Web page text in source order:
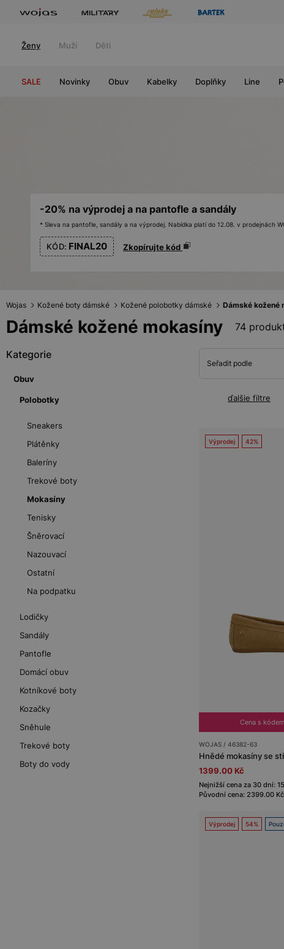
Ženy Muži Děti
SALE Novinky Obuv Kabelky Doplňky Line
-20% na výprodej a na pantofle a sandály
* Sleva na pantofle, sandály a na výprodej. Nabídka platí do 12.08. v prodejnách
KÓD: FINAL20 Zkopírujte kód
Wojas Kožené boty dámské Kožené polobotky dámské Dámské kožené
Dámské kožené mokasíny 74
Kategorie
Obuv
Polobotky
Sneakers
Plátěnky
Baleríny
Trekové boty
Mokasíny
Tenisky
Šněrovací
Nazouvací
Ostatní
Na podpatku
Lodičky
Sandály
Pantofle
Domácí obuv
Kotníkové boty
Kozačky
Sněhule
Trekové boty
Boty do vody
Seřadit podle
ďalšie filtre
Výprodej 42%
Cena s
WOJAS / 46382-63
Hnědé mokasíny se
1399.00 Kč
Nejnižší cena za 30 dní:
Původní cena: 2399.00 Kč
Výprodej 54%